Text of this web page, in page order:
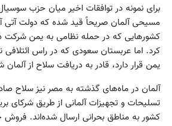
برای نمونه در توافقات اخیر میان حزب
مسیحی آلمان صریحاً قید شده که دولت آتی
کشورهایی که در حمله نظامی به یمن شرکت
کرد. اما عربستان سعودی که در راس ائتلافی
یمن قرار دارد، قادر به دریافت سلاح از
آلمان در ماه‌های گذشته به مصر نیز سلاح
تسلیحات و تجهیزات آلمانی از طریق شرکای
کشور به مناطق بحرانی ارسال شده‌اند.